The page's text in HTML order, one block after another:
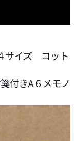
サイズ コット
付きA６メモノ